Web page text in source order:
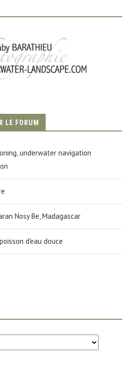
LE FORUM
underwater navigation
Nosy Be, Madagascar
d'eau douce